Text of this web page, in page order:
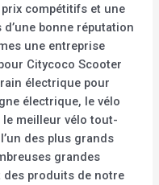
compétitifs et une
bonne réputation
une entreprise
Citycoco Scooter
électrique pour
électrique, le vélo
meilleur vélo tout-
des plus grands
grandes
produits de notre